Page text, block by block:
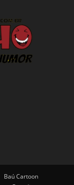
Baú Cartoon